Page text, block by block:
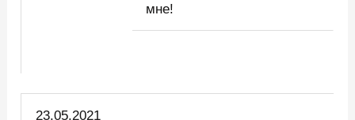
мне!
23.05.2021